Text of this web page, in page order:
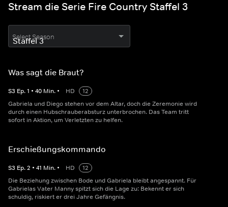
Stream die Serie Fire Country Staffel 3
Select Season
Was sagt die Braut?
S3 Ep.1 • 40 Min. • HD
12
Gabriela und Diego stehen vor dem Altar, doch die Zeremonie wird
durch einen Hubschrauberabsturz unterbrochen. Das Team tritt
sofort in Aktion, um Verletzten zu helfen.
Erschießungskommando
S3 Ep.2 • 41 Min. • HD
12
Die Beziehung zwischen Bode und Gabriela bleibt angespannt. Für
Gabrielas Vater Manny spitzt sich die Lage zu: Bekennt er sich
schuldig, riskiert er drei Jahre Gefängnis.